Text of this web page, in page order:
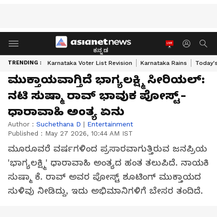
ಕನ್ನಡ
TRENDING : Karnataka Voter List Revision Karnataka Rains
ಮುಕ್ತಾಯವಾಗ್ತಿದೆ ಭಾಗ್ಯಲಕ್ಷ್ಮಿ ಸೀರಿಯಲ್​:
ನಟಿ ಸುಷ್ಮಾ ರಾವ್​ ಭಾವುಕ ಪೋಸ್ಟ್​-
ಧಾರಾವಾಹಿ ಅಂತ್ಯ ಏನು
Author : Suchethana D | Entertainment
Published : May 27 2026, 10:44 AM IST
ಮೂರೂವರೆ ವರ್ಷಗಳಿಂದ ಪ್ರಸಾರವಾಗುತ್ತಿರುವ ಜನಪ್ರಿಯ
'ಭಾಗ್ಯಲಕ್ಷ್ಮಿ' ಧಾರಾವಾಹಿ ಅಂತ್ಯದ ಹಂತ ತಲುಪಿದೆ. ನಾಯಕಿ
ಸುಷ್ಮಾ ಕೆ. ರಾವ್ ಅವರ ಪೋಸ್ಟ್ ಶೂಟಿಂಗ್ ಮುಕ್ತಾಯದ
ಸುಳಿವು ನೀಡಿದ್ದು, ಇದು ಅಭಿಮಾನಿಗಳಿಗೆ ಬೇಸರ ತಂದಿದೆ.